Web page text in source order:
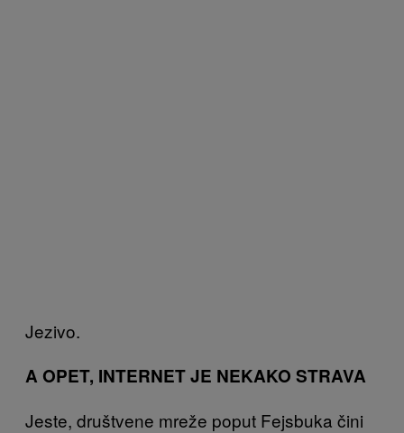
Jezivo.
A OPET, INTERNET JE NEKAKO STRAVA
Jeste, društvene mreže poput Fejsbuka čini